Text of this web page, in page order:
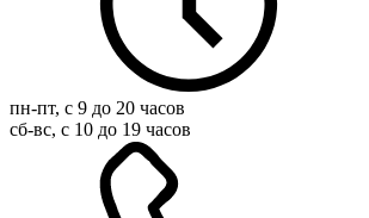
пн-пт, с 9 до 20 часов
сб-вс, с 10 до 19 часов